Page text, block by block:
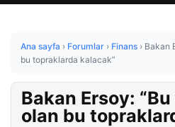
Ana sayfa › Forumlar › Finans › Bakan
bu topraklarda kalacak”
Bakan Ersoy:
olan bu